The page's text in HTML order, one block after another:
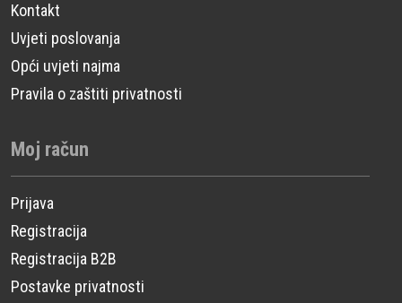
Kontakt
Uvjeti poslovanja
Opći uvjeti najma
Pravila o zaštiti privatnosti
Moj račun
Prijava
Registracija
Registracija B2B
Postavke privatnosti